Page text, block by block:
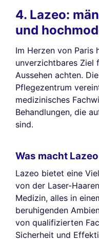
4. Lazeo:
und
Im Herzen von Paris
unverzichtbares Ziel
Aussehen achten.
Pflegezentrum
medizinisches
Behandlungen, die
sind.
Was macht
Lazeo bietet eine
von der Laser-
Medizin, alles in
beruhigenden
von qualifizierten
Sicherheit und